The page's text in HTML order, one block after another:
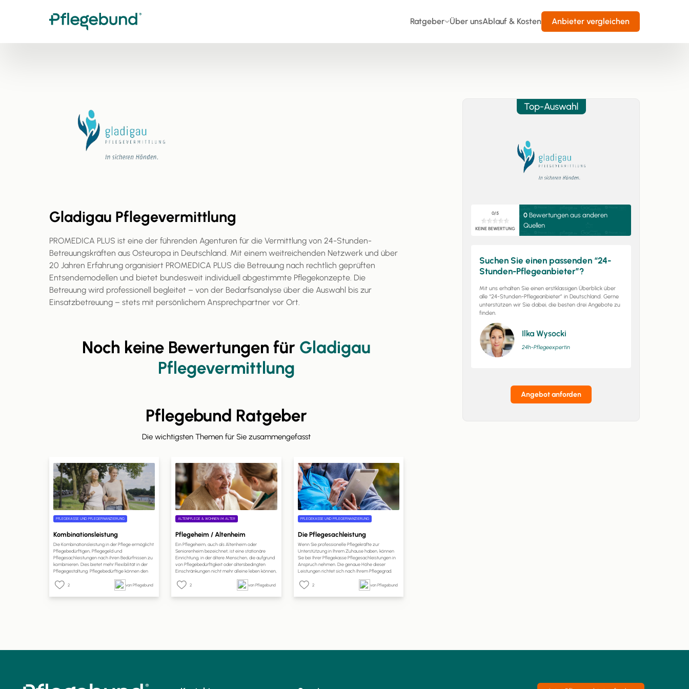
Ratgeber Über unsAblauf & Kosten Anbieter vergleichen
Gladigau Pflegevermittlung
PROMEDICA PLUS ist eine der führenden Agenturen für die Vermittlung von 24-Stunden-
Betreuungskräften aus Osteuropa in Deutschland. Mit einem weitreichenden Netzwerk und über
20 Jahren Erfahrung organisiert PROMEDICA PLUS die Betreuung nach rechtlich geprüften
Entsendemodellen und bietet bundesweit individuell abgestimmte Pflegekonzepte. Die
Betreuung wird professionell begleitet – von der Bedarfsanalyse über die Auswahl bis zur
Einsatzbetreuung – stets mit persönlichem Ansprechpartner vor Ort.
Noch keine Bewertungen für Gladigau
Pflegevermittlung
Pflegebund Ratgeber
Die wichtigsten Themen für Sie zusammengefasst
PFLEGEKASSE UND PFLEGEFINANZIERUNG
Kombinationsleistung
Die Kombinationsleistung in der Pflege ermöglicht
Pflegebedürftigen, Pflegegeld und
Pflegesachleistungen nach ihren Bedürfnissen zu
kombinieren. Dies bietet mehr Flexibilität in der
Pflegegestaltung. Pflegebedürftige können den
bei der Pflegekasse ist erforderlich, und die
Kostenabrechnung erfolgt direkt mit den
Pflegeleistungserbringern. Dies ermöglicht eine
2 von Pflegebund
ALTENPFLEGE & WOHNEN IM ALTER
Pflegeheim / Altenheim
Ein Pflegeheim, auch als Altenheim oder
Seniorenheim bezeichnet, ist eine stationäre
Einrichtung, in der ältere Menschen, die aufgrund
von Pflegebedürftigkeit oder altersbedingten
Einschränkungen nicht mehr alleine leben können,
erhalten. Pflegeheime sind spezialisierte
Einrichtungen, die rund um die Uhr professionelle
Pflege und Unterstützung bieten.
2 von Pflegebund
PFLEGEKASSE UND PFLEGEFINANZIERUNG
Die Pflegesachleistung
Wenn Sie professionelle Pflegekräfte zur
Unterstützung in Ihrem Zuhause haben, können
Sie bei Ihrer Pflegekasse Pflegesachleistungen in
Anspruch nehmen. Die genaue Höhe dieser
Leistungen richtet sich nach Ihrem Pflegegrad.
mit Pflegesachleistungen finanzieren können, wie
hoch Ihr Anspruch ist und wie Sie die
Pflegesachleistungen beantragen können.
2 von Pflegebund
0/5
KEINE BEWERTUNG
0 Bewertungen aus anderen
Quellen
Suchen Sie einen passenden “24-
Stunden-Pflegeanbieter”?
Mit uns erhalten Sie einen erstklassigen Überblick über
alle “24-Stunden-Pflegeanbieter” in Deutschland. Gerne
unterstützen wir Sie dabei, die besten drei Angebote zu
finden.
Ilka Wysocki
24h-Pflegeexpertin
Angebot anforden